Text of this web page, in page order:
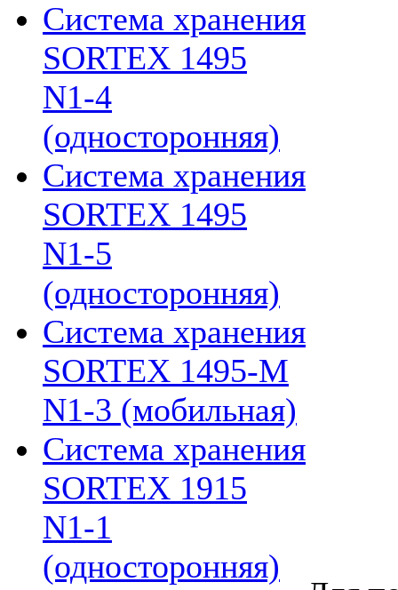
Система хранения
SORTEX 1495
N1-4
(односторонняя)
Система хранения
SORTEX 1495
N1-5
(односторонняя)
Система хранения
SORTEX 1495-M
N1-3 (мобильная)
Система хранения
SORTEX 1915
N1-1
(односторонняя)